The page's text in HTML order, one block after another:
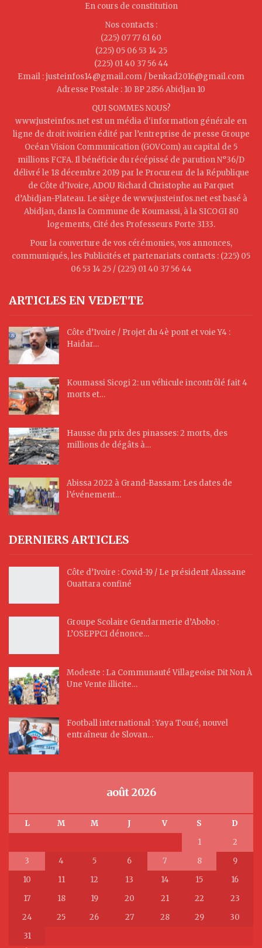
En cours de constitution
Nos contacts :
(225) 07 77 61 60
(225) 05 06 53 14 25
(225) 01 40 37 56 44
Email : justeinfos14@gmail.com / benkad2016@gmail.com
Adresse Postale : 10 BP 2856 Abidjan 10
QUI SOMMES NOUS?
www.justeinfos.net est un média d'information générale en
ligne de droit ivoirien édité par l’entreprise de presse Groupe
Océan Vision Communication (GOVCom) au capital de 5
millions FCFA. Il bénéficie du récépissé de parution N°36/D
délivré le 18 décembre 2019 par le Procureur de la République
de Côte d’Ivoire, ADOU Richard Christophe au Parquet
d’Abidjan-Plateau. Le siège de www.justeinfos.net est basé à
Abidjan, dans la Commune de Koumassi, à la SICOGI 80
logements, Cité des Professeurs Porte 3133.
Pour la couverture de vos cérémonies, vos annonces,
communiqués, les Publicités et partenariats contacts : (225) 05
06 53 14 25 / (225) 01 40 37 56 44
ARTICLES EN VEDETTE
Côte d’Ivoire / Projet du 4è pont et voie Y4 :
Haidar…
Koumassi Sicogi 2: un véhicule incontrôlé fait 4
morts et…
Hausse du prix des pinasses: 2 morts, des
millions de dégâts à…
Abissa 2022 à Grand-Bassam: Les dates de
l’événement…
DERNIERS ARTICLES
Côte d’Ivoire : Covid-19 / Le président Alassane
Ouattara confiné
Groupe Scolaire Gendarmerie d’Abobo :
L’OSEPPCI dénonce…
Modeste : La Communauté Villageoise Dit Non À
Une Vente illicite…
Football international : Yaya Touré, nouvel
entraîneur de Slovan…
août 2026
L M M J V S
D
1
2
3
4 5 6 7 8
9
10
11 12 13 14 15
16
17
18 19 20 21 22
23
24
25 26 27 28 29
30
31